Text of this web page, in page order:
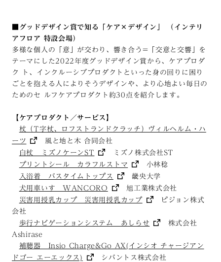
■グッドデザイン賞で知る「ケア×デザイン」 （インテリ
アフロア 特設会場）
多様な個人の「意」が交わり、響き合う=「交意と交響」を
テーマにした2022年度グッドデザイン賞から、ケアプロダ
ク ト、インクルーシブプロダクトといった身の回りに困り
ごとを抱える人によりそうデザインや、より心地よい毎日の
ためのセ ルフケアプロダクト約30点を紹介します。
【ケアプロダクト／サービス】
杖（T字杖、ロフストランドクラッチ）ヴィルヘルム・ハ
ーツ
風と地と木 合同会社
白杖 ミズノケーンST
ミズノ株式会社ST
プリントシール カラフルストマ
小林稔
入浴着 バスタイムトップス
畿央大学
犬用車いす WANCORO
旭工業株式会社
災害用授乳カップ 災害用授乳カップ
ピジョン株式
会社
歩行ナビゲーションシステム あしらせ
株式会社
Ashirase
補聴器 Insio Charge&Go AX(インシオ チャージアン
ドゴー エーエックス)
シバントス株式会社